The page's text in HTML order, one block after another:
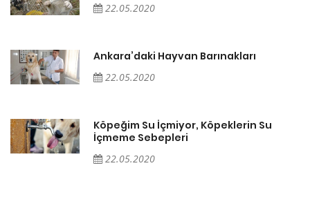
22.05.2020
Ankara’daki Hayvan Barınakları
22.05.2020
Köpeğim Su İçmiyor, Köpeklerin Su
İçmeme Sebepleri
22.05.2020